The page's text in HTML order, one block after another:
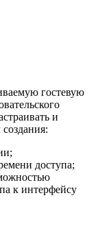
гостевую
и
доступа;
к интерфейсу